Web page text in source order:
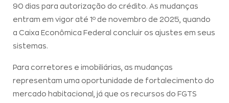
90 dias para autorização do crédito. As mudanças
entram em vigor até 1º de novembro de 2025, quando
a Caixa Econômica Federal concluir os ajustes em seus
sistemas.
Para corretores e imobiliárias, as mudanças
representam uma oportunidade de fortalecimento do
mercado habitacional, já que os recursos do FGTS